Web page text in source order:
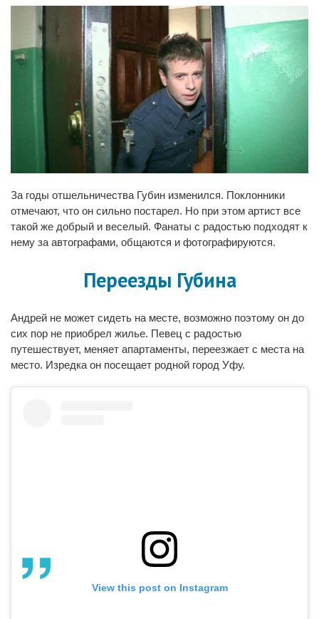
За годы отшельничества Губин изменился. Поклонники
отмечают, что он сильно постарел. Но при этом артист все
такой же добрый и веселый. Фанаты с радостью подходят к
нему за автографами, общаются и фотографируются.
Переезды Губина
Андрей не может сидеть на месте, возможно поэтому он до
сих пор не приобрел жилье. Певец с радостью
путешествует, меняет апартаменты, переезжает с места на
место. Изредка он посещает родной город Уфу.
View this post on Instagram